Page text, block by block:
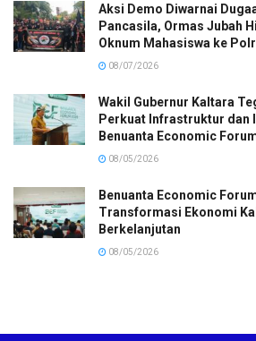
Aksi Demo Diwarnai
Pancasila, Ormas Jubah
Oknum Mahasiswa ke
08/07/2026
Wakil Gubernur Kaltara
Perkuat Infrastruktur dan
Benuanta Economic
08/05/2026
Benuanta Economic
Transformasi Ekonomi
Berkelanjutan
08/05/2026